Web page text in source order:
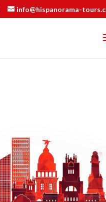
info@hispanorama-